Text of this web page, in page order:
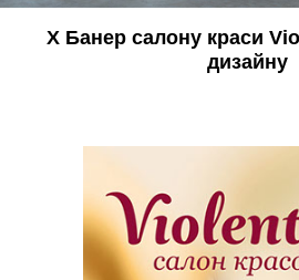
Х Банер салону краси
дизайну